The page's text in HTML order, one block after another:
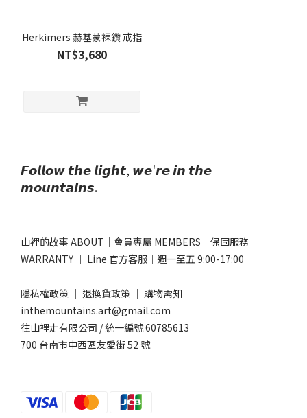
Herkimers 赫基蒙裸鑽 戒指
NT$3,680
𝙁𝙤𝙡𝙡𝙤𝙬 𝙩𝙝𝙚 𝙡𝙞𝙜𝙝𝙩, 𝙬𝙚'𝙧𝙚 𝙞𝙣 𝙩𝙝𝙚
𝙢𝙤𝙪𝙣𝙩𝙖𝙞𝙣𝙨.
山裡的故事 ABOUT ｜ 會員專屬 MEMBERS ｜ 保固服務
WARRANTY ｜ Line 官方客服 ｜週一至五 9:00-17:00​
隱私權政策 ｜ 退換貨政策 ｜ 購物需知
inthemountains.art@gmail.com
往山裡走有限公司 / 統一編號 60785613
700 台南市中西區友愛街 52 號